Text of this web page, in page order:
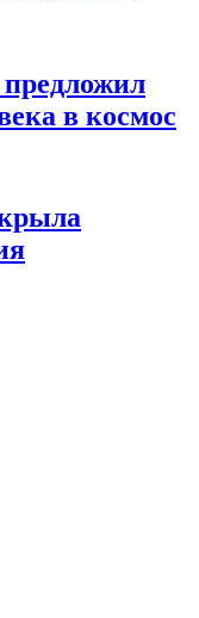
в космос